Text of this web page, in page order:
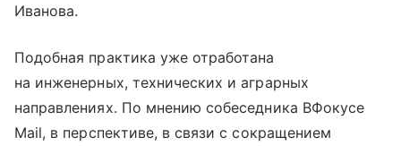
Иванова.
Подобная практика уже отработана
на инженерных, технических и аграрных
направлениях. По мнению собеседника ВФокусе
Mail, в перспективе, в связи с сокращением